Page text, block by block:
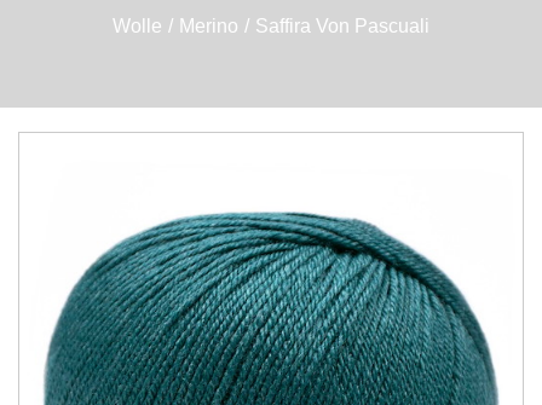
Wolle Merino Saffira Von Pascuali